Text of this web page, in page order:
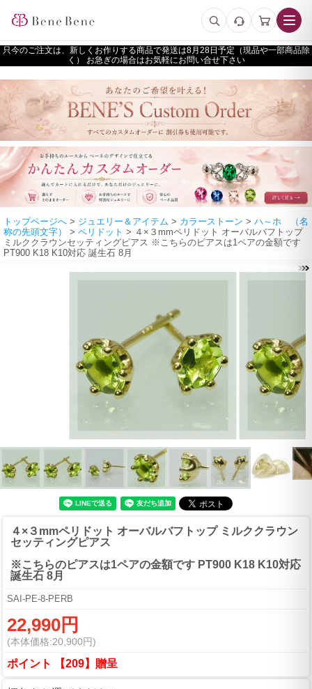
只今のご注文は、新しくお作りする商品で発送は
予定（現品や一部商品除
く） お急ぎの場合はお気軽にお問い合せ下さい
トップページへ > ジュエリー＆アイテム > カラーストーン > ハ～ホ （名
称の先頭文字）
> ペリドット > ４×３mmペリドット オーバルバフトップ
ミルククラウンセッティングピアス ※こちらのピアスは1ペアの金額です
PT900 K18 K10対応 誕生石 8月
４×３mmペリドット オーバルバフトップ ミルククラウン
セッティングピアス
※こちらのピアスは1ペアの金額です PT900 K18 K10対応
誕生石 8月
SAI-PE-8-PERB
22,990円
(本体価格:20,900円)
ポイント 【209】贈呈